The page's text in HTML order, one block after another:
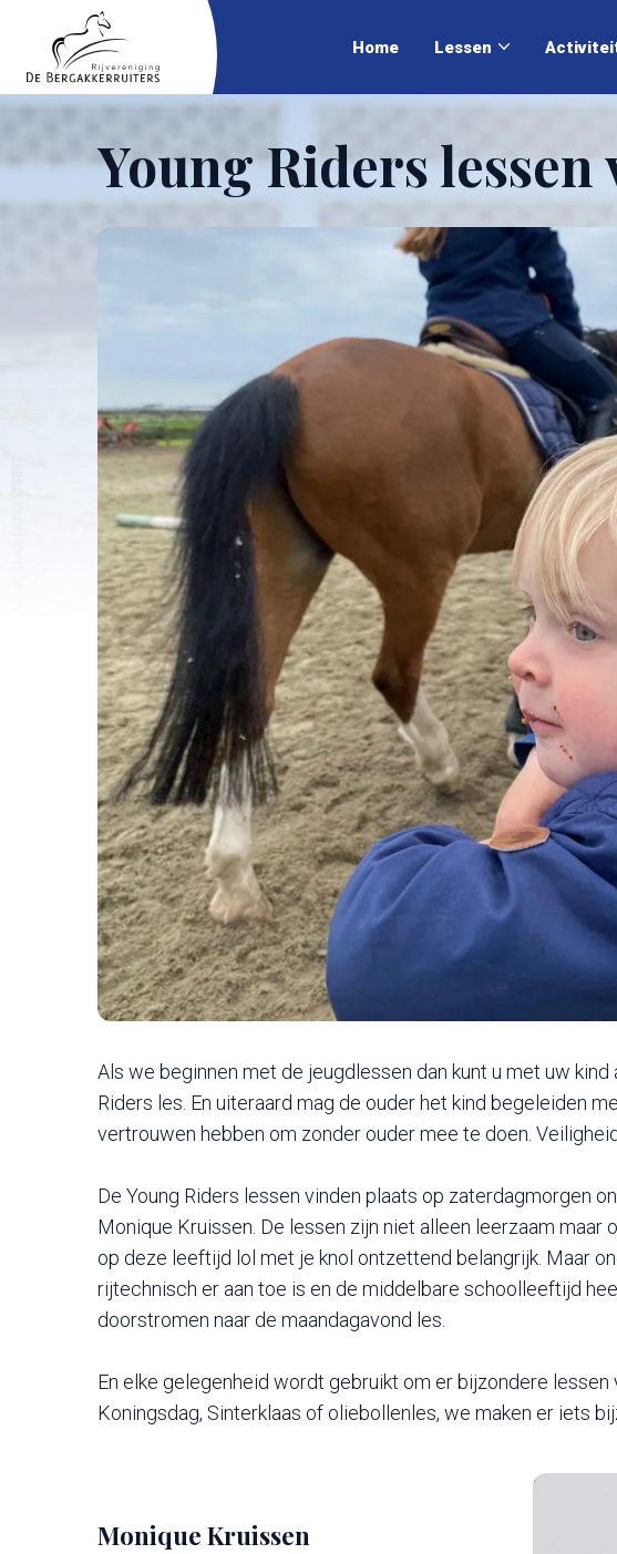
Home Lessen
Young Riders lessen
Als we beginnen met de jeugdlessen dan kunt u met uw kind
Riders les. En uiteraard mag de ouder het kind begeleiden
vertrouwen hebben om zonder ouder mee te doen.
De Young Riders lessen vinden plaats op zaterdagmorgen
Monique Kruissen. De lessen zijn niet alleen leerzaam maar
op deze leeftijd lol met je knol ontzettend belangrijk. Maar
rijtechnisch er aan toe is en de middelbare schoolleeftijd
doorstromen naar de maandagavond les.
En elke gelegenheid wordt gebruikt om er bijzondere lessen
Koningsdag, Sinterklaas of oliebollenles, we maken er iets
Monique Kruissen